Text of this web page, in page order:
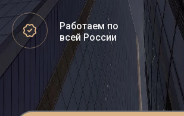
Работаем по
всей России